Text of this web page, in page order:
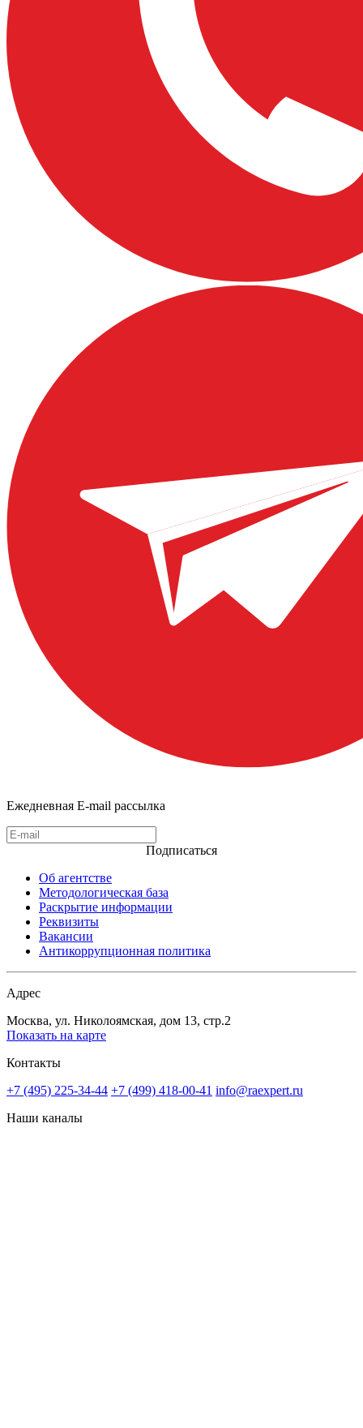
Ежедневная E-mail рассылка
Подписаться
Об агентстве
Методологическая база
Раскрытие информации
Реквизиты
Вакансии
Антикоррупционная политика
Адрес
Москва, ул. Николоямская, дом 13, стр.2
Показать на карте
Контакты
+7 (495) 225-34-44 +7 (499) 418-00-41 info@raexpert.ru
Наши каналы